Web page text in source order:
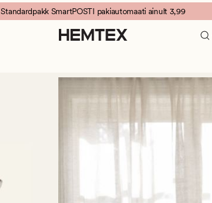
Standardpakk SmartPOSTI pakiautomaati ainult 3,99